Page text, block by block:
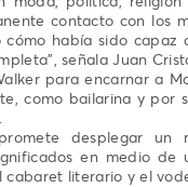
contacto con los
cómo había sido
señala Juan
para encarnar a
como bailarina y por
desplegar
en medio
literario y el